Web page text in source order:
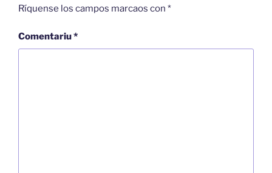
Ríquense los campos marcaos con *
Comentariu*